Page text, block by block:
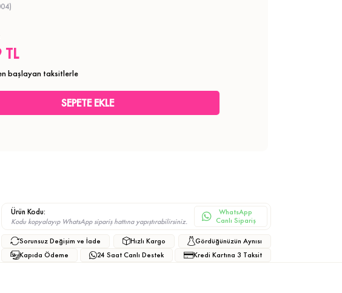
başlayan taksitlerle
Ürün Kodu:
Kodu kopyalayıp WhatsApp sipariş hattına yapıştırabilirsiniz.
WhatsApp
Canlı Sipariş
Sorunsuz Değişim ve İade Hızlı Kargo
Gördüğünüzün Aynısı
Kapıda Ödeme
24 Saat Canlı Destek Kredi Kartına 3 Taksit